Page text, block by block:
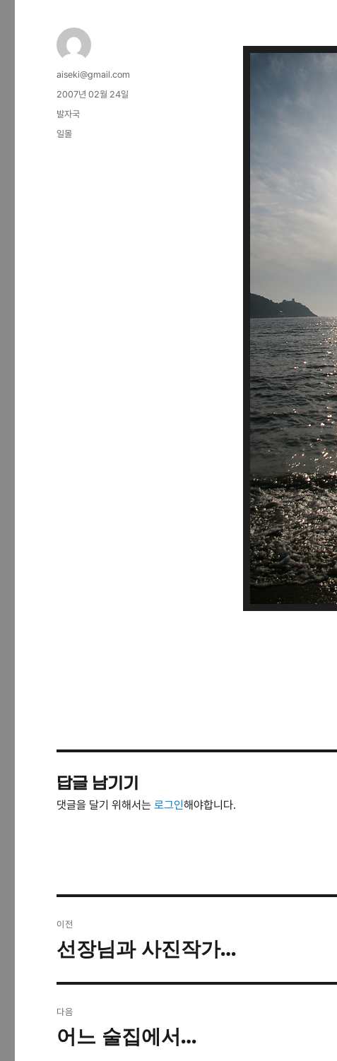
글
쓴
aiseki@gmail.com
작
성
자
2007년 02월 24일
카
테
발자국
태
일몰
답글 남기기
댓글을 달기 위해서는로그인해야합니다.
탐
이전
이
글:
선장님과 사진작가…
다음
다
어느 술집에서…